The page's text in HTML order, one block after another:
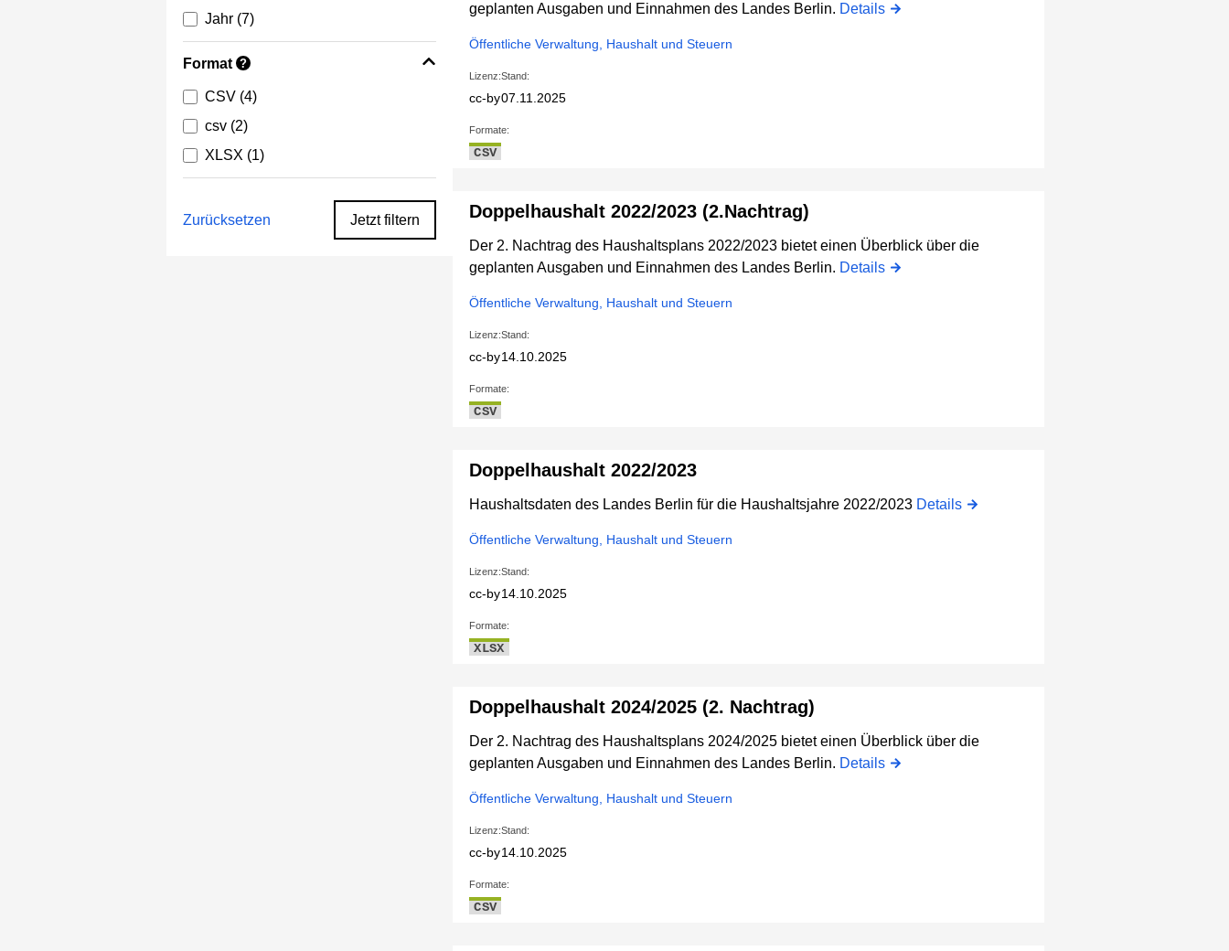
Jahr (7)
Format ?
CSV (4)
csv (2)
XLSX (1)
Zurücksetzen Jetzt filtern
geplanten Ausgaben und Einnahmen des Landes Berlin. Details
Öffentliche Verwaltung, Haushalt und Steuern
Lizenz:
cc-by
Stand:
07.11.2025
Formate:
CSV
Doppelhaushalt 2022/2023 (2.Nachtrag)
Der 2. Nachtrag des Haushaltsplans 2022/2023 bietet einen Überblick über die
geplanten Ausgaben und Einnahmen des Landes Berlin. Details
Öffentliche Verwaltung, Haushalt und Steuern
Lizenz:
cc-by
Stand:
14.10.2025
Formate:
CSV
Doppelhaushalt 2022/2023
Haushaltsdaten des Landes Berlin für die Haushaltsjahre 2022/2023 Details
Öffentliche Verwaltung, Haushalt und Steuern
Lizenz:
cc-by
Stand:
14.10.2025
Formate:
XLSX
Doppelhaushalt 2024/2025 (2. Nachtrag)
Der 2. Nachtrag des Haushaltsplans 2024/2025 bietet einen Überblick über die
geplanten Ausgaben und Einnahmen des Landes Berlin. Details
Öffentliche Verwaltung, Haushalt und Steuern
Lizenz:
cc-by
Stand:
14.10.2025
Formate:
CSV